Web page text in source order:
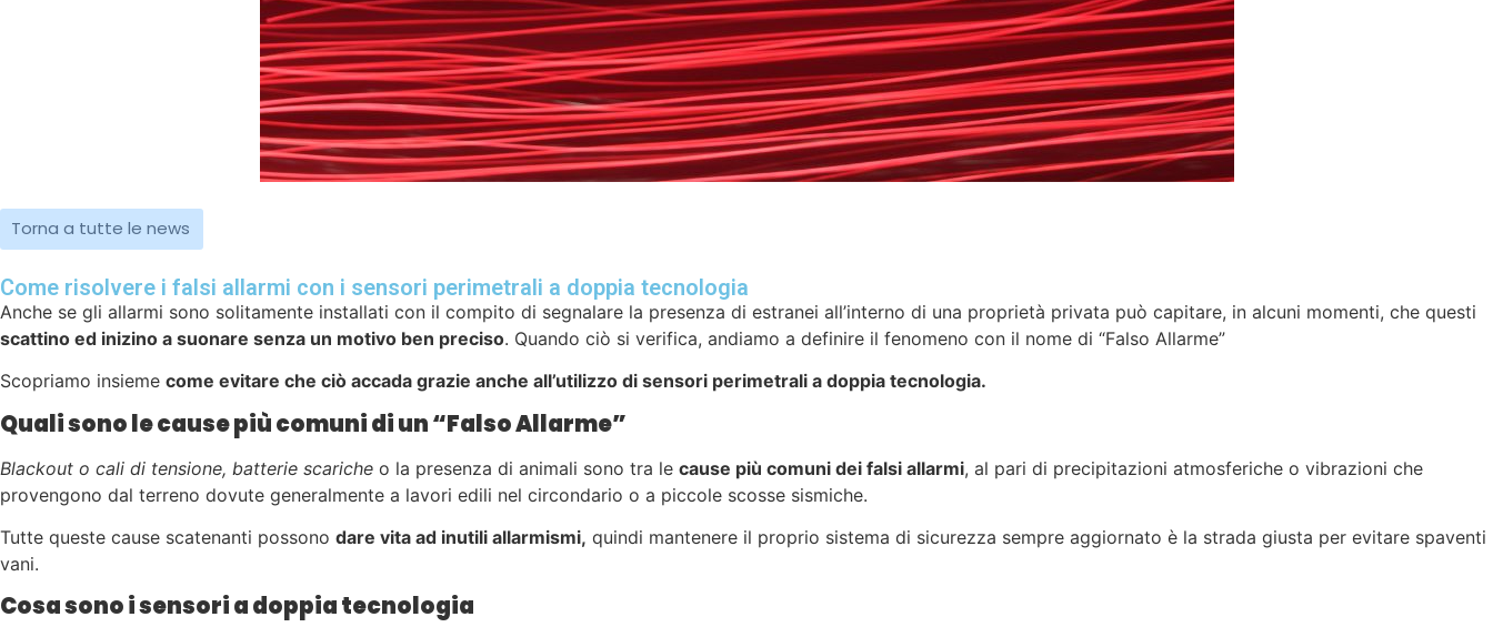
Torna a tutte le news
Come risolvere i falsi allarmi con i sensori perimetrali a doppia tecnologia
Anche se gli allarmi sono solitamente installati con il compito di segnalare la presenza di estranei all’interno di una proprietà privata può capitare, in alcuni momenti, che questi
scattino ed inizino a suonare senza un motivo ben preciso. Quando ciò si verifica, andiamo a definire il fenomeno con il nome di “Falso Allarme”
Scopriamo insieme come evitare che ciò accada grazie anche all’utilizzo di sensori perimetrali a doppia tecnologia.
Quali sono le cause più comuni di un “Falso Allarme”
Blackout o cali di tensione, batterie scariche o la presenza di animali sono tra le cause più comuni dei falsi allarmi, al pari di precipitazioni atmosferiche o vibrazioni che
provengono dal terreno dovute generalmente a lavori edili nel circondario o a piccole scosse sismiche.
Tutte queste cause scatenanti possono dare vita ad inutili allarmismi, quindi mantenere il proprio sistema di sicurezza sempre aggiornato è la strada giusta per evitare spaventi
vani.
Cosa sono i sensori a doppia tecnologia